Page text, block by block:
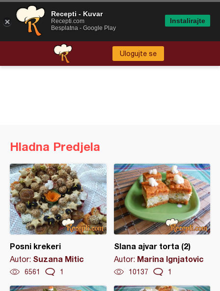
Ulogujte se
Hladna Predjela
Posni krekeri
Autor: Suzana Mitic
6561 1
Slana ajvar torta (2)
Autor: Marina Ignjatovic
10137 1
Recepti - Kuvar
Recepti.com
Besplatna - Google Play
Instalirajte